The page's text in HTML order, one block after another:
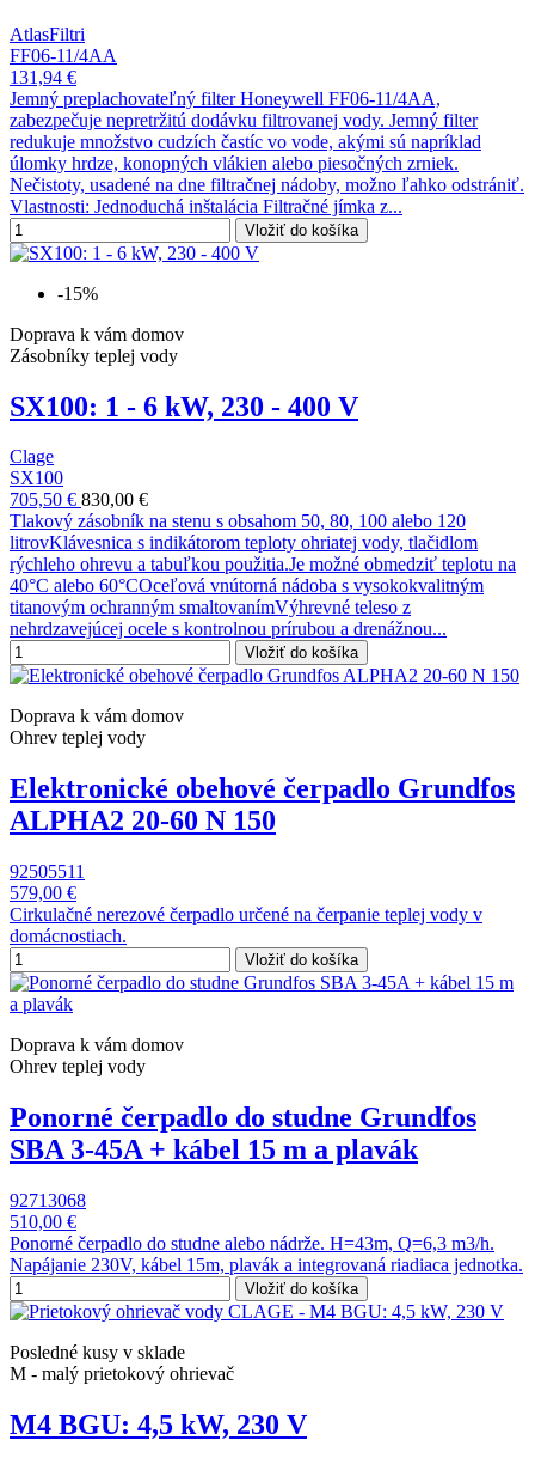
AtlasFiltri
FF06-11/4AA
131,94 €
Jemný preplachovateľný filter Honeywell FF06-11/4AA,
zabezpečuje nepretržitú dodávku filtrovanej vody. Jemný filter
redukuje množstvo cudzích častíc vo vode, akými sú napríklad
úlomky hrdze, konopných vlákien alebo piesočných zrniek.
Nečistoty, usadené na dne filtračnej nádoby, možno ľahko odstrániť.
Vlastnosti: Jednoduchá inštalácia Filtračné jímka z...
Vložiť do košíka
-15%
Doprava k vám domov
Zásobníky teplej vody
SX100: 1 - 6 kW, 230 - 400 V
Clage
SX100
705,50 € 830,00 €
Tlakový zásobník na stenu s obsahom 50, 80, 100 alebo 120
litrovKlávesnica s indikátorom teploty ohriatej vody, tlačidlom
rýchleho ohrevu a tabuľkou použitia.Je možné obmedziť teplotu na
40°C alebo 60°COceľová vnútorná nádoba s vysokokvalitným
titanovým ochranným smaltovanímVýhrevné teleso z
nehrdzavejúcej ocele s kontrolnou prírubou a drenážnou...
Vložiť do košíka
Doprava k vám domov
Ohrev teplej vody
Elektronické obehové čerpadlo Grundfos
ALPHA2 20-60 N 150
92505511
579,00 €
Cirkulačné nerezové čerpadlo určené na čerpanie teplej vody v
domácnostiach.
Vložiť do košíka
Doprava k vám domov
Ohrev teplej vody
Ponorné čerpadlo do studne Grundfos
SBA 3-45A + kábel 15 m a plavák
92713068
510,00 €
Ponorné čerpadlo do studne alebo nádrže. H=43m, Q=6,3 m3/h.
Napájanie 230V, kábel 15m, plavák a integrovaná riadiaca jednotka.
Vložiť do košíka
Posledné kusy v sklade
M - malý prietokový ohrievač
M4 BGU: 4,5 kW, 230 V